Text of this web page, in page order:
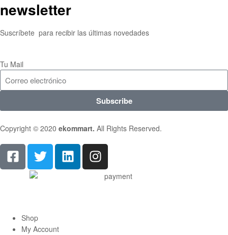
newsletter
Suscríbete para recibir las últimas novedades
Tu Mail
Subscribe
Copyright © 2020 ekommart. All Rights Reserved.
Shop
My Account